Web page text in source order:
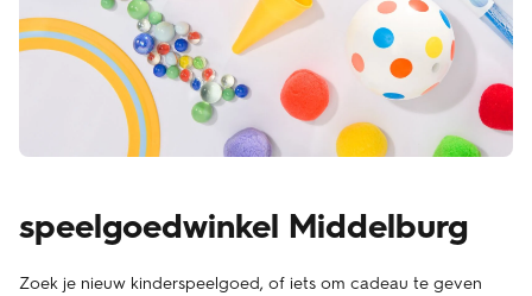
speelgoedwinkel Middelburg
Zoek je nieuw kinderspeelgoed, of iets om cadeau te geven